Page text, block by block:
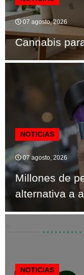
07 agosto, 2026
Cannabis
NOTICIAS
07 agosto, 2026
Millones de
alternativa a
NOTICIAS